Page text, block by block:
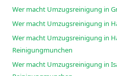
Wer macht Umzugsreinigung in
Wer macht Umzugsreinigung in
Wer macht Umzugsreinigung in
Reinigungmunchen
Wer macht Umzugsreinigung in